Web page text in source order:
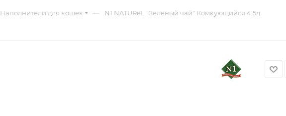
Наполнители для кошек — N1 NATUReL "Зеленый чай" Комкующийся 4,5л